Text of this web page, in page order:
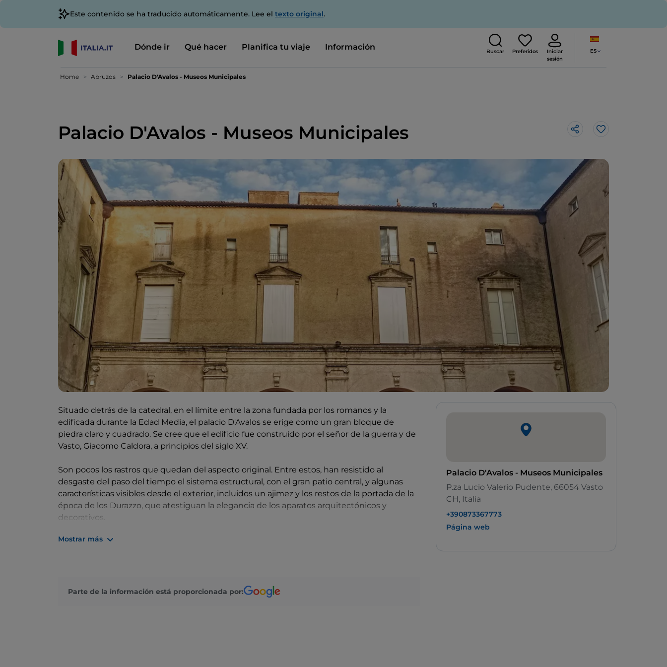
Este contenido se ha traducido automáticamente. Lee el texto original.
Dónde ir Qué hacer Planifica tu viaje Información Buscar Preferidos
Iniciar
sesión
ES
Home Abruzos Palacio D'Avalos - Museos Municipales
Palacio D'Avalos - Museos Municipales Me gusta
Situado detrás de la catedral, en el límite entre la zona fundada por los romanos y la
edificada durante la Edad Media, el palacio D'Avalos se erige como un gran bloque de
piedra claro y cuadrado. Se cree que el edificio fue construido por el señor de la guerra y de
Vasto, Giacomo Caldora, a principios del siglo XV.
Son pocos los rastros que quedan del aspecto original. Entre estos, han resistido al
desgaste del paso del tiempo el sistema estructural, con el gran patio central, y algunas
características visibles desde el exterior, incluidos un ajimez y los restos de la portada de la
época de los Durazzo, que atestiguan la elegancia de los aparatos arquitectónicos y
decorativos.
En 1496, la propiedad pasó a los Guevara, que probablemente ampliaron la construcción
siglo XVII.
Mostrar más
Parte de la información está proporcionada por:
Palacio D'Avalos - Museos Municipales
P.za Lucio Valerio Pudente, 66054 Vasto
CH, Italia
+390873367773
Página web